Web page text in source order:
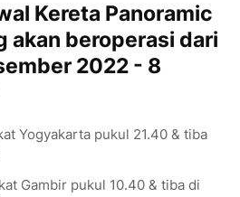
Kereta Panoramic
akan beroperasi dari
2022 - 8
Yogyakarta pukul 21.40 & tiba
Gambir pukul 10.40 & tiba di